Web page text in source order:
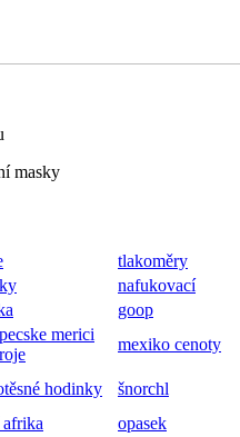
masky
tlakoměry
nafukovací
goop
merici
mexiko cenoty
hodinky
šnorchl
opasek